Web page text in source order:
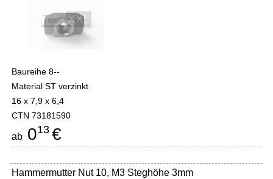
Baureihe 8--
Material ST verzinkt
16 x 7,9 x 6,4
CTN 73181590
ab 013 €
Hammermutter Nut 10, M3 Steghöhe 3mm